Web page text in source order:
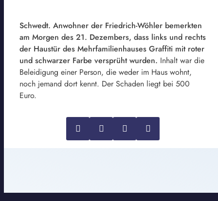
Schwedt. Anwohner der Friedrich-Wöhler bemerkten
am Morgen des 21. Dezembers, dass links und rechts
der Haustür des Mehrfamilienhauses Graffiti mit roter
und schwarzer Farbe versprüht wurden. Inhalt war die
Beleidigung einer Person, die weder im Haus wohnt,
noch jemand dort kennt. Der Schaden liegt bei 500
Euro.